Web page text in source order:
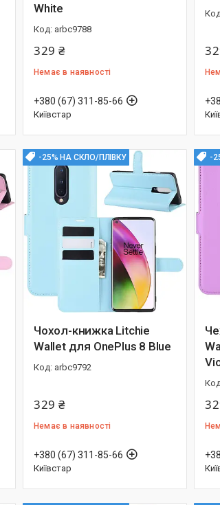
White
arbc9788
329 ₴
Немає в наявності
+380 (67) 311-85-66
Київстар
-25% НА СКЛО/ПЛІВКУ
Чохол-книжка Litchie
Wallet для OnePlus 8 Blue
arbc9792
329 ₴
Немає в наявності
+380 (67) 311-85-66
Київстар
-